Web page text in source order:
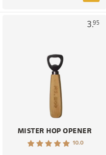
3.95
MISTER HOP OPENER
10.0